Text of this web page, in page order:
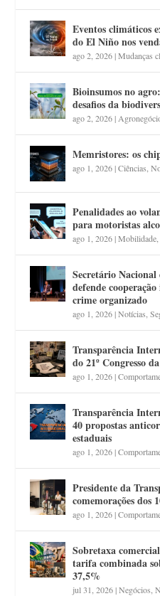
Eventos climáticos
do El Niño nos
ago 2, 2026|Mudanças
Bioinsumos no
desafios da
ago 2, 2026|
Memristores: os
ago 1, 2026|Ciências ,
Penalidades ao
para motoristas
ago 1, 2026|Mobilidade
Secretário
defende
crime organizado
ago 1, 2026|Notícias ,
Transparência
do 21º Congresso
ago 1, 2026|
Transparência
40 propostas
estaduais
ago 1, 2026|
Presidente da
comemorações dos
ago 1, 2026|
Sobretaxa
tarifa combinada
37,5%
jul 31, 2026|Negócios ,